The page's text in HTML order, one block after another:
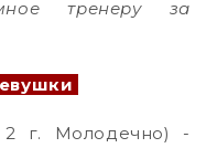
тренеру за
г. Молодечно) -